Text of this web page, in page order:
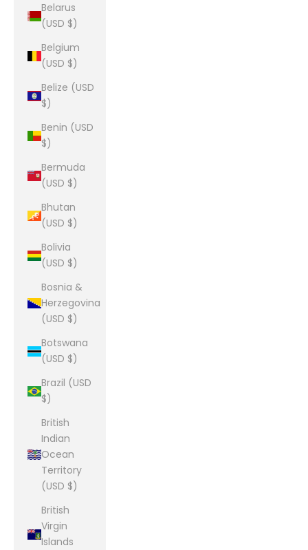
Belarus
(USD $)
Belgium
(USD $)
Belize (USD
$)
Benin (USD
$)
Bermuda
(USD $)
Bhutan
(USD $)
Bolivia
(USD $)
Bosnia &
Herzegovina
(USD $)
Botswana
(USD $)
Brazil (USD
$)
British
Indian
Ocean
Territory
(USD $)
British
Virgin
Islands